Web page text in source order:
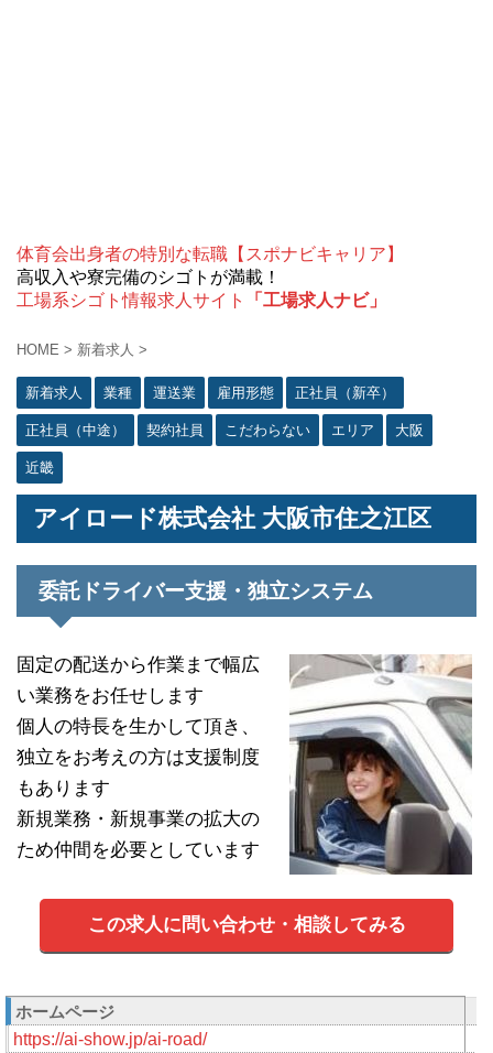
体育会出身者の特別な転職【スポナビキャリア】
高収入や寮完備のシゴトが満載！
工場系シゴト情報求人サイト
「工場求人ナビ」
HOME > 新着求人 >
新着求人 業種 運送業 雇用形態 正社員（新卒）
正社員（中途） 契約社員 こだわらない エリア 大阪
近畿
アイロード株式会社 大阪市住之江区
委託ドライバー支援・独立システム
固定の配送から作業まで幅広
い業務をお任せします
個人の特長を生かして頂き、
独立をお考えの方は支援制度
もあります
新規業務・新規事業の拡大の
ため仲間を必要としています
この求人に問い合わせ・相談してみる
ホームページ
https://ai-show.jp/ai-road/